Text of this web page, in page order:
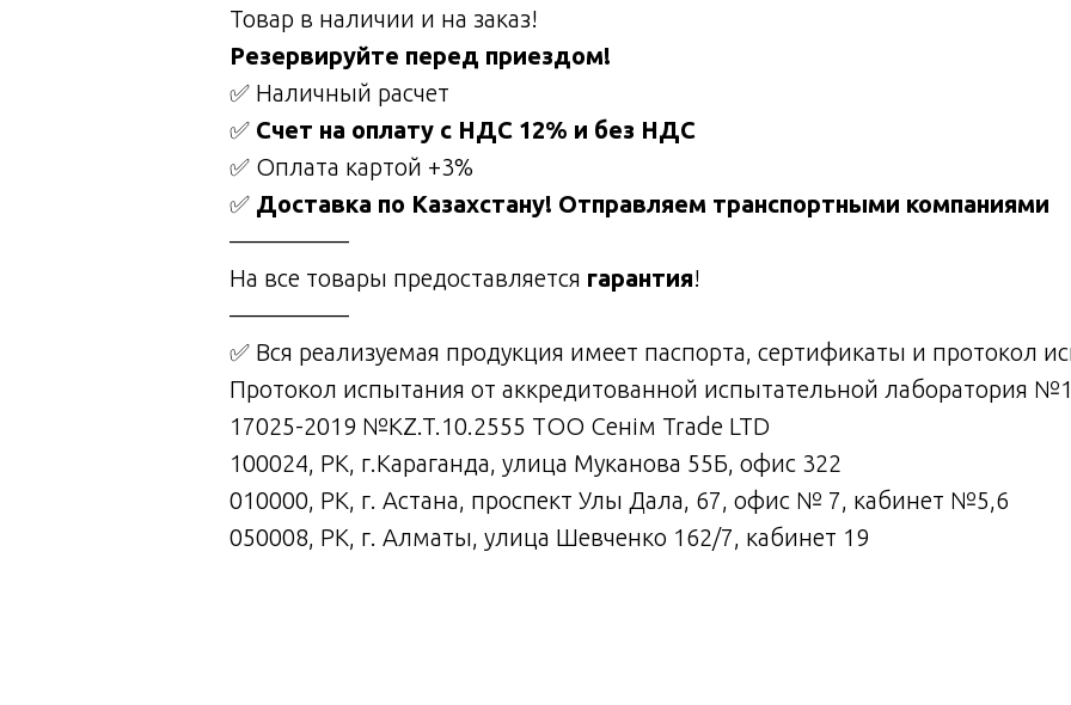
Товар в наличии и на заказ!
Резервируйте перед приездом!
✅ Наличный расчет
✅ Счет на оплату с НДС 12% и без НДС
✅ Оплата картой +3%
✅ Доставка по Казахстану! Отправляем транспортными компаниями
—————
На все товары предоставляется гарантия!
—————
✅ Вся реализуемая продукция имеет паспорта, сертификаты и протокол
Протокол испытания от аккредитованной испытательной лаборатория №1
17025-2019 №KZ.T.10.2555 ТОО Сенім Trade LTD
100024, РК, г.Караганда, улица Муканова 55Б, офис 322
010000, РК, г. Астана, проспект Улы Дала, 67, офис № 7, кабинет №5,6
050008, РК, г. Алматы, улица Шевченко 162/7, кабинет 19